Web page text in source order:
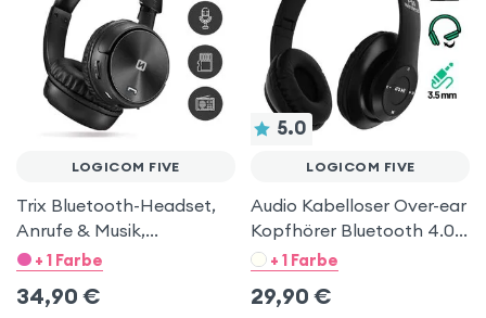
LOGICOM FIVE
Trix Bluetooth-Headset,
Anrufe & Musik,
Integrierter FM-Tuner /
Swissten – Schwarz für
+ 1 Farbe
34,90 €
5.0
LOGICOM FIVE
Audio Kabelloser Over-ear
Kopfhörer Bluetooth 4.0/
3.5mm Klinkenstecker –
+ 1 Farbe
29,90 €